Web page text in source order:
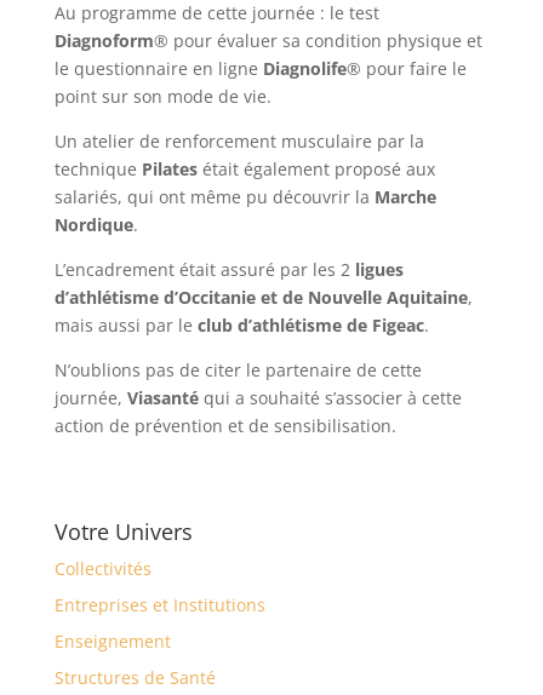
Au programme de cette journée : le test
Diagnoform® pour évaluer sa condition physique et
le questionnaire en ligne Diagnolife® pour faire le
point sur son mode de vie.
Un atelier de renforcement musculaire par la
technique Pilatesétait également proposé aux
salariés, qui ont même pu découvrir la Marche
Nordique.
L’encadrement était assuré par les 2 ligues
d’athlétisme d’Occitanie et de Nouvelle Aquitaine,
mais aussi par le club d’athlétisme de Figeac.
N’oublions pas de citer le partenaire de cette
journée, Viasanté qui a souhaité s’associer à cette
action de prévention et de sensibilisation.
Votre Univers
Collectivités
Entreprises et Institutions
Enseignement
Structures de Santé